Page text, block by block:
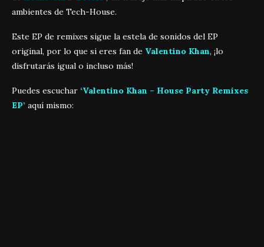
ambientes de Tech-House.
Este EP de remixes sigue la estela de sonidos del EP
original, por lo que si eres fan de Valentino Khan, ¡lo
disfrutarás igual o incluso más!
Puedes escuchar ‘Valentino Khan – House Party Remixes
EP’ aquí mismo: